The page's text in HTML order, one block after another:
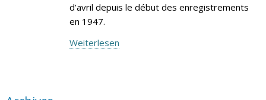
d’avril depuis le début des enregistrements
en 1947.
Weiterlesen